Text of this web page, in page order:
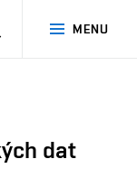
MENU
dat